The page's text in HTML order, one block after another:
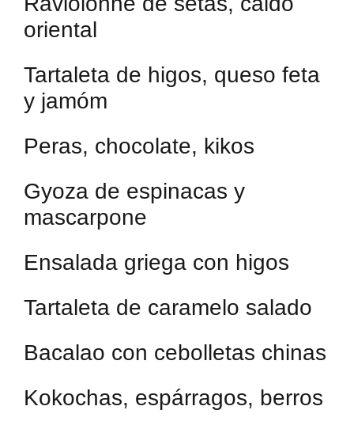
oriental
Tartaleta de higos, queso feta
y jamóm
Peras, chocolate, kikos
Gyoza de espinacas y
mascarpone
Ensalada griega con higos
Tartaleta de caramelo salado
Bacalao con cebolletas chinas
Kokochas, espárragos, berros